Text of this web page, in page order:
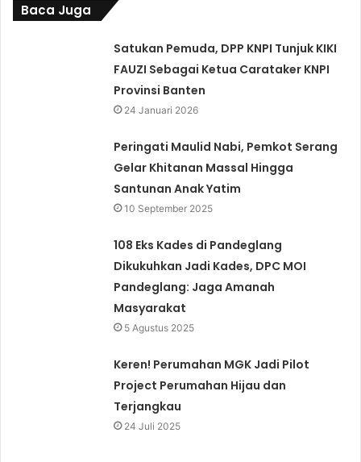
Baca Juga
Satukan Pemuda, DPP KNPI Tunjuk KIKI
FAUZI Sebagai Ketua Carataker KNPI
Provinsi Banten
24 Januari 2026
Peringati Maulid Nabi, Pemkot Serang
Gelar Khitanan Massal Hingga
Santunan Anak Yatim
10 September 2025
108 Eks Kades di Pandeglang
Dikukuhkan Jadi Kades, DPC MOI
Pandeglang: Jaga Amanah
Masyarakat
5 Agustus 2025
Keren! Perumahan MGK Jadi Pilot
Project Perumahan Hijau dan
Terjangkau
24 Juli 2025